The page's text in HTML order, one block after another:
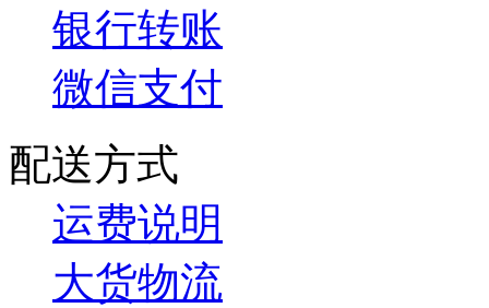
银行转账
微信支付
配送方式
运费说明
大货物流